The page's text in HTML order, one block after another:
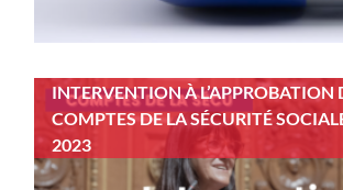
INTERVENTION À L’APPROBATION
COMPTES DE LA SÉCURITÉ
2023